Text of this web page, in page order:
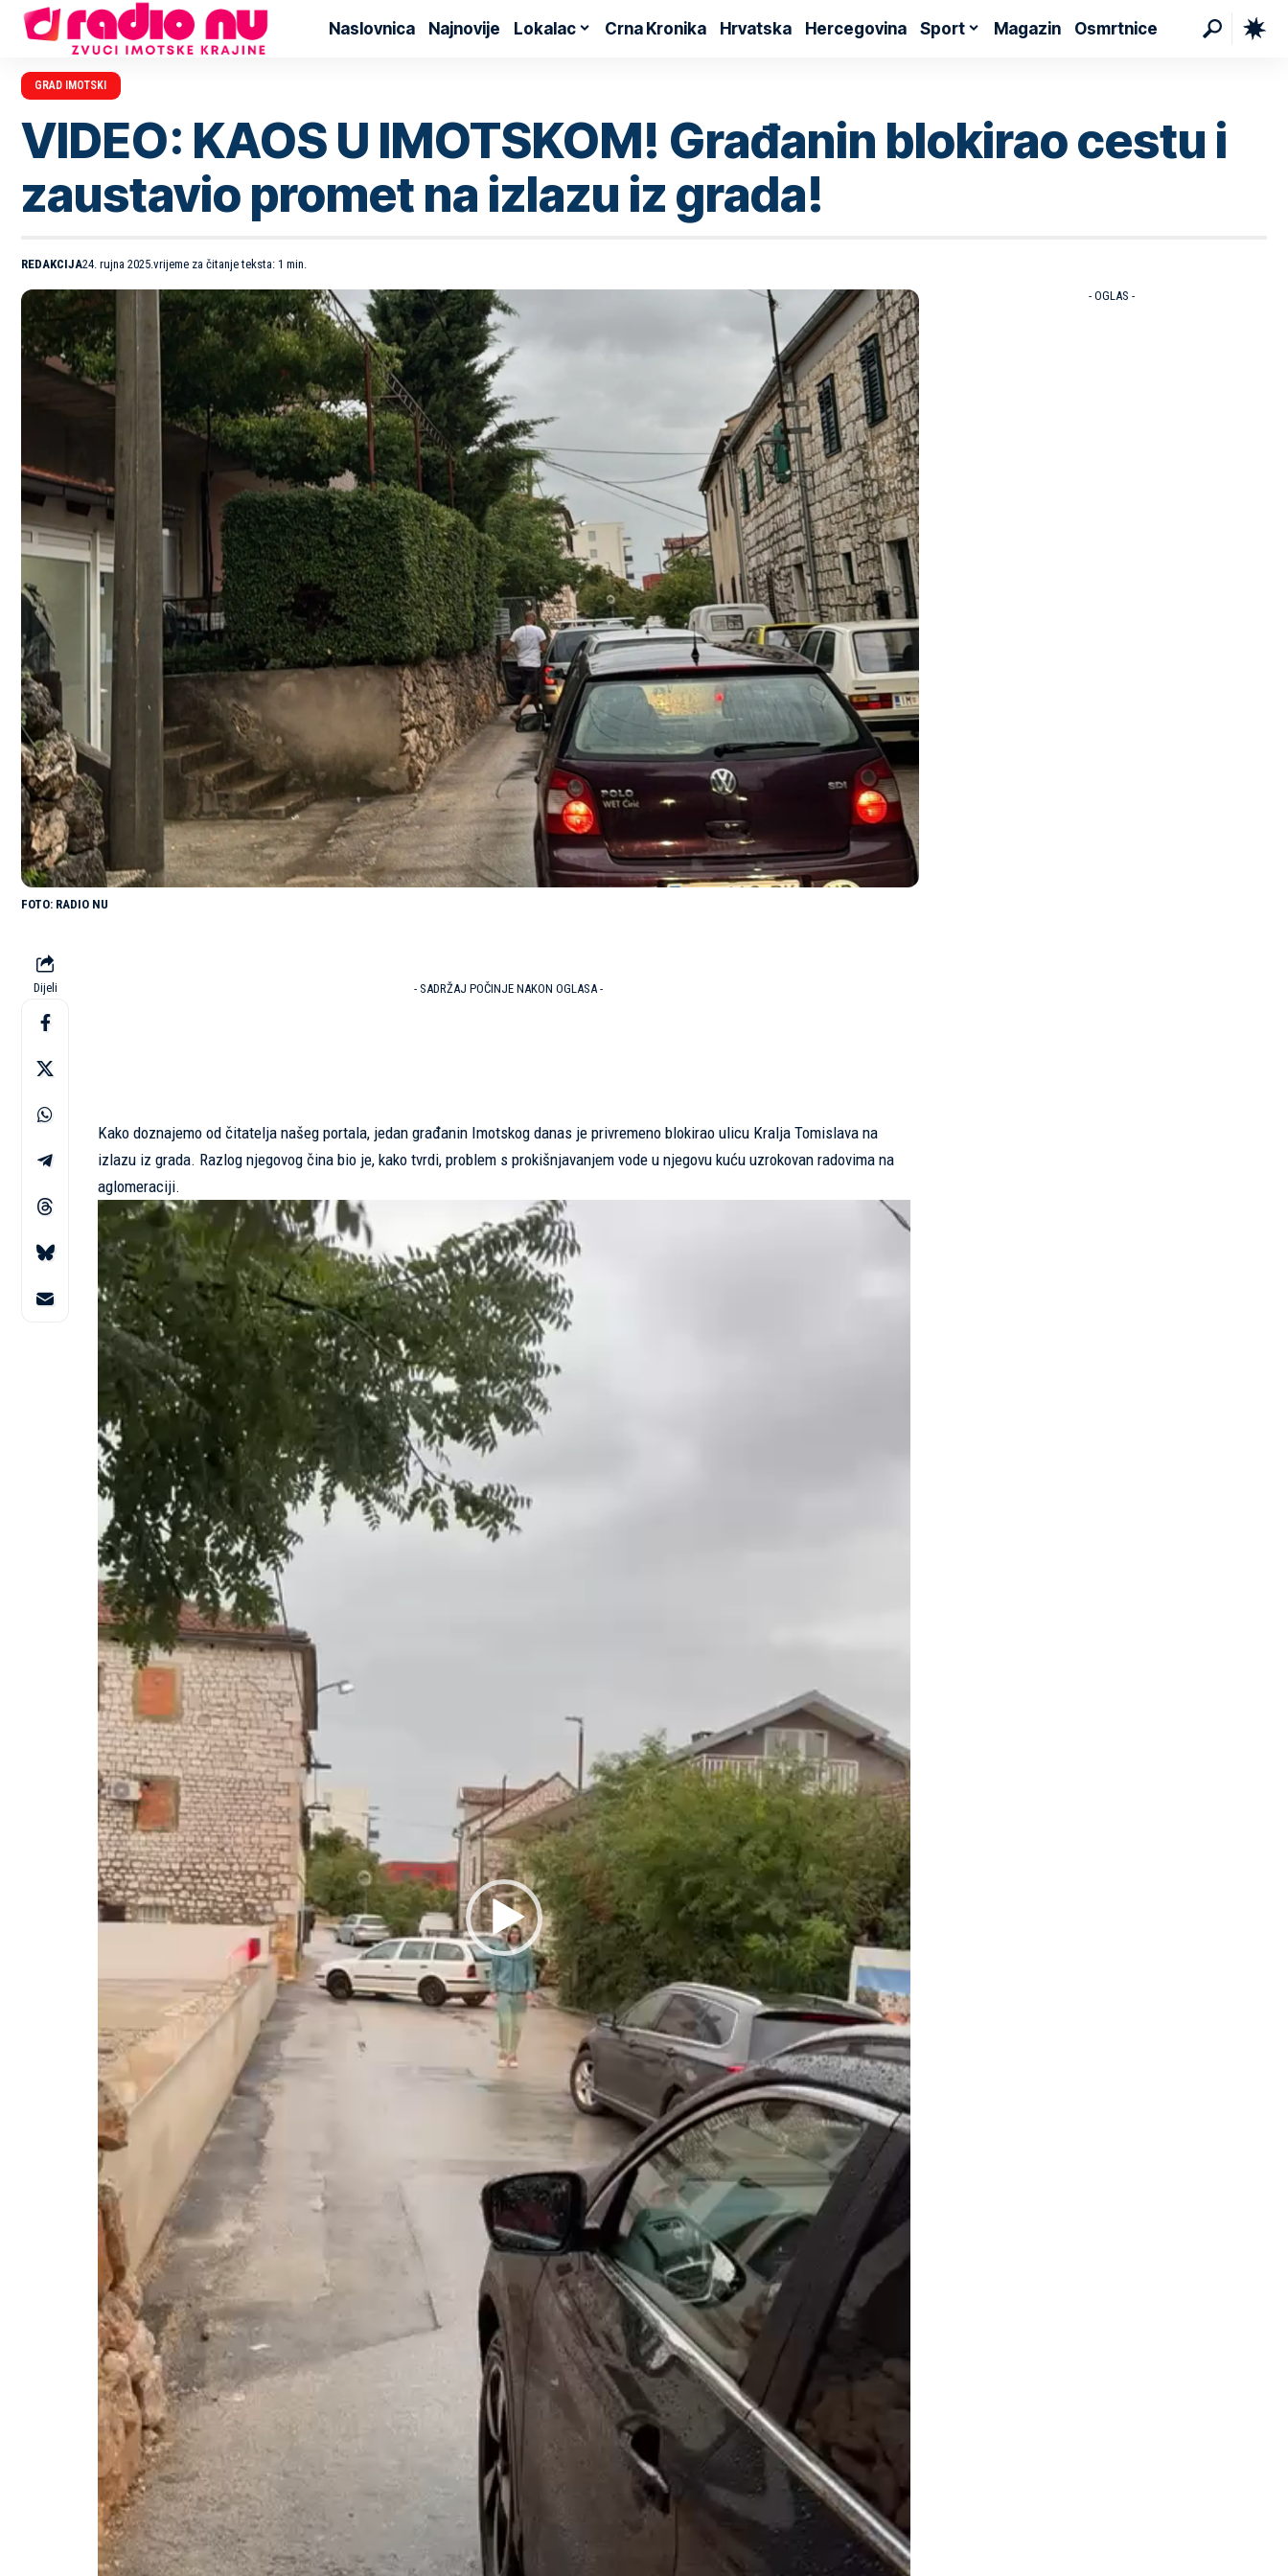
Naslovnica Najnovije Lokalac Crna Kronika Hrvatska Hercegovina Sport Magazin Osmrtnice
GRAD IMOTSKI
VIDEO: KAOS U IMOTSKOM! Građanin blokirao cestu i
zaustavio promet na izlazu iz grada!
REDAKCIJA24. rujna 2025. vrijeme za čitanje teksta: 1 min.
RADIO NU
Dijeli - SADRŽAJ POČINJE NAKON OGLASA -
Kako doznajemo od čitatelja našeg portala, jedan građanin Imotskog danas je privremeno blokirao ulicu Kralja Tomislava na
izlazu iz grada. Razlog njegovog čina bio je, kako tvrdi, problem s prokišnjavanjem vode u njegovu kuću uzrokovan radovima na
aglomeraciji.
Reproduktor
videozapisa
- OGLAS -